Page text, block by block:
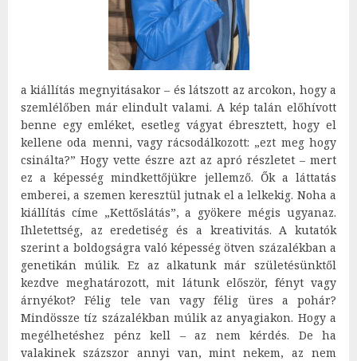
a kiállítás megnyitásakor – és látszott az arcokon, hogy a
szemlélőben már elindult valami. A kép talán előhívott
benne egy emléket, esetleg vágyat ébresztett, hogy el
kellene oda menni, vagy rácsodálkozott: „ezt meg hogy
csinálta?” Hogy vette észre azt az apró részletet – mert
ez a képesség mindkettőjükre jellemző. Ők a láttatás
emberei, a szemen keresztül jutnak el a lelkekig. Noha a
kiállítás címe „Kettőslátás”, a gyökere mégis ugyanaz.
Ihletettség, az eredetiség és a kreativitás. A kutatók
szerint a boldogságra való képesség ötven százalékban a
genetikán múlik. Ez az alkatunk már születésünktől
kezdve meghatározott, mit látunk először, fényt vagy
árnyékot? Félig tele van vagy félig üres a pohár?
Mindössze tíz százalékban múlik az anyagiakon. Hogy a
megélhetéshez pénz kell – az nem kérdés. De ha
valakinek százszor annyi van, mint nekem, az nem